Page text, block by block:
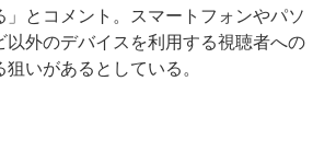
」とコメント。スマートフォンやパソ
以外のデバイスを利用する視聴者への
いがあるとしている。